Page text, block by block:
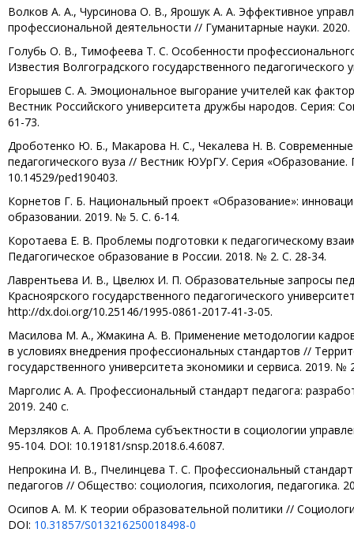
Волков А. А., Чурсинова О. В., Ярошук А. А. Эффективное
профессиональной деятельности // Гуманитарные науки.
Голубь О. В., Тимофеева Т. С. Особенности
Известия Волгоградского государственного
Егорышев С. А. Эмоциональное выгорание учителей как
Вестник Российского университета дружбы народов. Серия:
61-73.
Дроботенко Ю. Б., Макарова Н. С., Чекалева Н. В.
педагогического вуза // Вестник ЮУрГУ. Серия «Образование.
10.14529/ped190403.
Корнетов Г. Б. Национальный проект «Образование»:
образовании. 2019. № 5. С. 6-14.
Коротаева Е. В. Проблемы подготовки к педагогическому
Педагогическое образование в России. 2018. № 2. С. 28-34.
Лаврентьева И. В., Цвелюх И. П. Образовательные запросы
Красноярского государственного педагогического
http://dx.doi.org/10.25146/1995-0861-2017-41-3-05.
Масилова М. А., Жмакина А. В. Применение методологии
в условиях внедрения профессиональных стандартов //
государственного университета экономики и сервиса. 2019.
Марголис А. А. Профессиональный стандарт педагога:
2019. 240 с.
Мерзляков А. А. Проблема субъектности в социологии
95-104. DOI: 10.19181/snsp.2018.6.4.6087.
Непрокина И. В., Пчелинцева Т. С. Профессиональный
педагогов // Общество: социология, психология, педагогика.
Осипов А. М. К теории образовательной политики //
DOI: 10.31857/S013216250018498-0